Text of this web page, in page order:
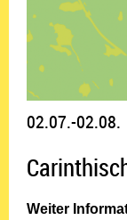
02.07.-02.08.
Weiter